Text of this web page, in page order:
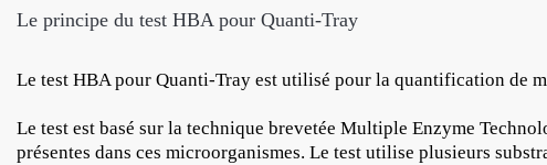
Le principe du test HBA pour Quanti-Tray
Le test HBA pour Quanti-Tray est utilisé pour la quantification de
Le test est basé sur la technique brevetée Multiple Enzyme
présentes dans ces microorganismes. Le test utilise plusieurs